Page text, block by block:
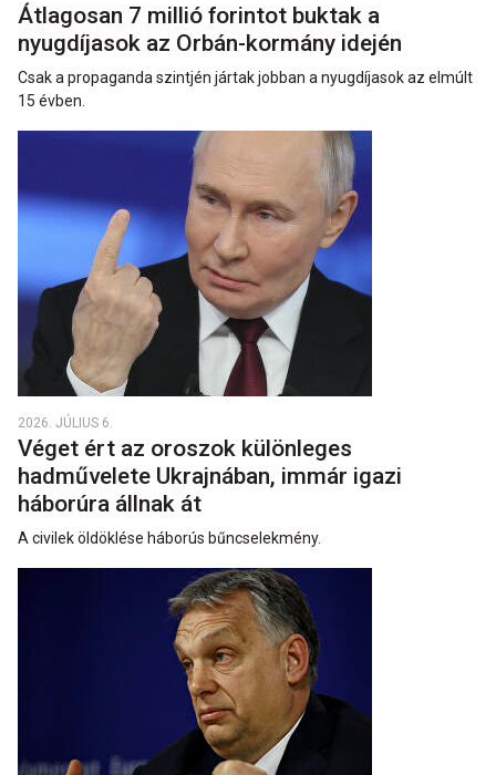
Átlagosan 7 millió forintot buktak a
nyugdíjasok az Orbán-kormány idején
Csak a propaganda szintjén jártak jobban a nyugdíjasok az elmúlt
15 évben.
2026. JÚLIUS 6.
Véget ért az oroszok különleges
hadművelete Ukrajnában, immár igazi
háborúra állnak át
A civilek öldöklése háborús bűncselekmény.